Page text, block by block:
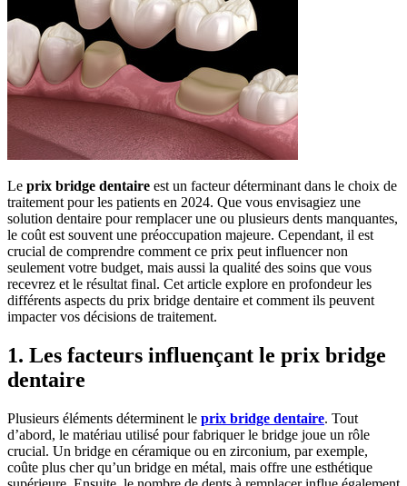
Le prix bridge dentaire est un facteur déterminant dans le choix de
traitement pour les patients en 2024. Que vous envisagiez une
solution dentaire pour remplacer une ou plusieurs dents manquantes,
le coût est souvent une préoccupation majeure. Cependant, il est
crucial de comprendre comment ce prix peut influencer non
seulement votre budget, mais aussi la qualité des soins que vous
recevrez et le résultat final. Cet article explore en profondeur les
différents aspects du prix bridge dentaire et comment ils peuvent
impacter vos décisions de traitement.
1. Les facteurs influençant le prix bridge
dentaire
Plusieurs éléments déterminent le prix bridge dentaire. Tout
d’abord, le matériau utilisé pour fabriquer le bridge joue un rôle
crucial. Un bridge en céramique ou en zirconium, par exemple,
coûte plus cher qu’un bridge en métal, mais offre une esthétique